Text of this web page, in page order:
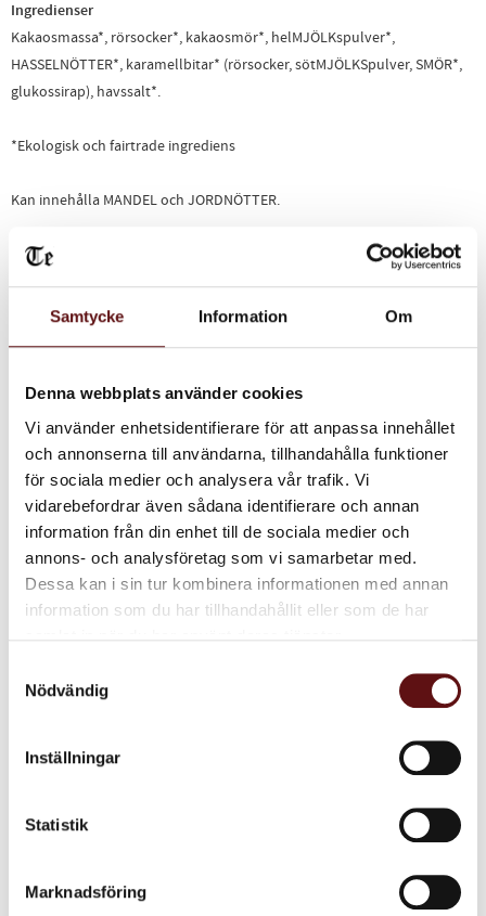
Samtycke Information Om
Denna webbplats använder cookies
Vi använder enhetsidentifierare för att anpassa innehållet
och annonserna till användarna, tillhandahålla funktioner
för sociala medier och analysera vår trafik. Vi
vidarebefordrar även sådana identifierare och annan
information från din enhet till de sociala medier och
annons- och analysföretag som vi samarbetar med.
Dessa kan i sin tur kombinera informationen med annan
information som du har tillhandahållit eller som de har
Nödvändig
Inställningar
Statistik
Marknadsföring
Ingredienser
Kakaosmassa*, rörsocker*, kakaosmör*, helMJÖLKspulver*,
HASSELNÖTTER*, karamellbitar* (rörsocker, sötMJÖLKSpulver, SMÖR*,
glukossirap), havssalt*.
*Ekologisk och fairtrade ingrediens
Kan innehålla MANDEL och JORDNÖTTER.
Relaterade produkter
Sea Salt & Caramel,
55% Choklad
Choklad med smak av havssalt
FacebookTwitter